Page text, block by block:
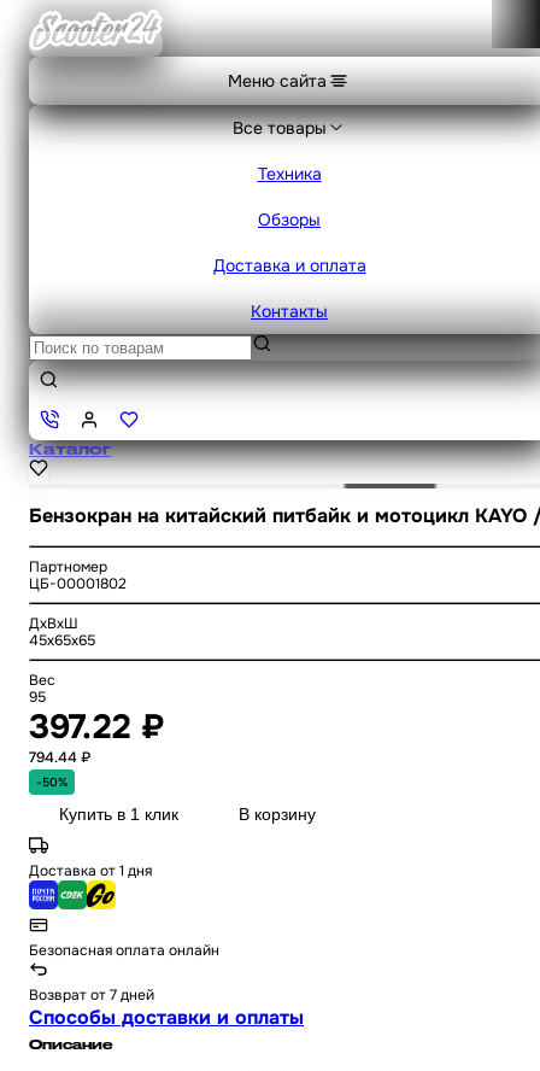
Меню сайта
Все товары
Техника
Обзоры
Доставка и оплата
Контакты
Каталог
Бензокран на китайский питбайк и мотоцикл
Партномер
ЦБ-00001802
ДхВхШ
45x65x65
Вес
95
397.22 ₽
794.44 ₽
-50%
Купить в 1 клик В корзину
Доставка от 1 дня
Безопасная оплата онлайн
Возврат от 7 дней
Способы доставки и оплаты
Описание